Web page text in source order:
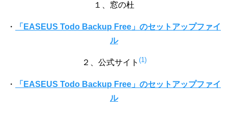
１、窓の杜
・
「EASEUS Todo Backup Free」のセットアップファイ
ル
２、公式サイト (1)
・
「EASEUS Todo Backup Free」のセットアップファイ
ル